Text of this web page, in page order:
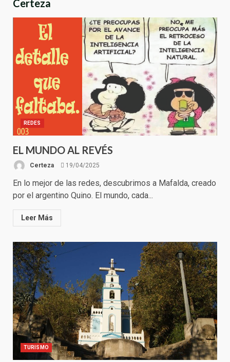
Certeza
REDES
EL MUNDO AL REVÉS
Certeza 19/04/2025
En lo mejor de las redes, descubrimos a Mafalda, creado
por el argentino Quino. El mundo, cada...
Leer Más
TURISMO